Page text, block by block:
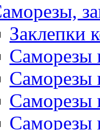
Заклепки
Саморезы
Саморезы
Саморезы
Саморезы